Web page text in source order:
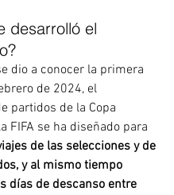
desarrolló el
dio a conocer la primera
de 2024, el
partidos de la Copa
FIFA se ha diseñado para
de las selecciones y de
y al mismo tiempo
días de descanso entre